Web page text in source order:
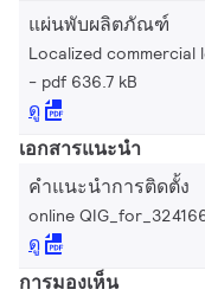
แผ่นพับผลิตภัณฑ์
Localized
pdf 636.7 kB
ดู
เอกสารแนะนำ
คำแนะนำการติดตั้ง
online
ดู
การมองเห็น